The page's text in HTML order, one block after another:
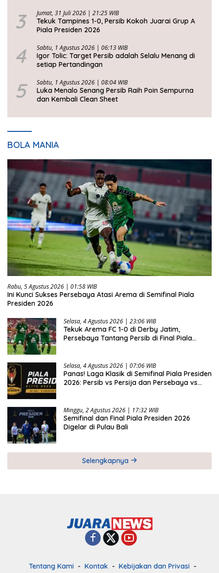
3 Jumat, 31 Juli 2026 | 21:25 WIB
Tekuk Tampines 1-0, Persib Kokoh Juarai Grup A
Piala Presiden 2026
4 Sabtu, 1 Agustus 2026 | 06:13 WIB
Igor Tolic: Target Persib adalah Selalu Menang di
setiap Pertandingan
5 Sabtu, 1 Agustus 2026 | 08:04 WIB
Luka Menalo Senang Persib Raih Poin Sempurna
dan Kembali Clean Sheet
BOLA MANIA
Rabu, 5 Agustus 2026 | 01:58 WIB
Ini Kunci Sukses Persebaya Atasi Arema di Semifinal Piala
Presiden 2026
Selasa, 4 Agustus 2026 | 23:06 WIB
Tekuk Arema FC 1-0 di Derby Jatim,
Persebaya Tantang Persib di Final Piala
Selasa, 4 Agustus 2026 | 07:06 WIB
Panas! Laga Klasik di Semifinal Piala Presiden
2026: Persib vs Persija dan Persebaya vs
Minggu, 2 Agustus 2026 | 17:32 WIB
Semifinal dan Final Piala Presiden 2026
Digelar di Pulau Bali
Selengkapnya
Tentang Kami Kontak
Kebijakan dan Privasi